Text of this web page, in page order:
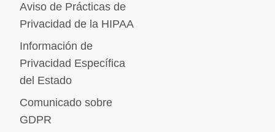
Aviso de Prácticas de
Privacidad de la HIPAA
Información de
Privacidad Específica
del Estado
Comunicado sobre
GDPR